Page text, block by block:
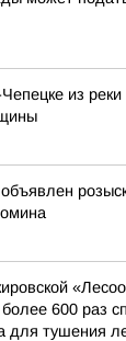
из
600 раз
для тушения